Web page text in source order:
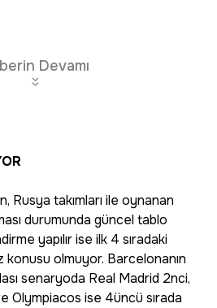
Devamı
Rusya takımları ile oynanan
durumunda güncel tablo
yapılır ise ilk 4 sıradaki
konusu olmuyor. Barcelonanın
senaryoda Real Madrid 2nci,
Olympiacos ise 4üncü sırada